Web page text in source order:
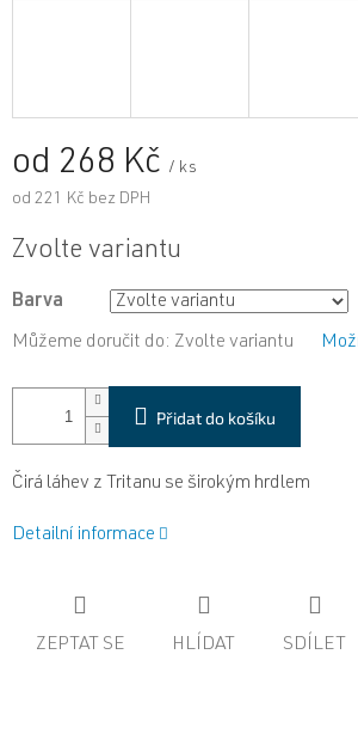
od 268 Kč / ks
od 221 Kč bez DPH
Měrná
Zvolte variantu
Barva
Můžeme doručit do: Zvolte variantu
Přidat do košíku
Čirá láhev z Tritanu se širokým hrdlem
Detailní informace
ZEPTAT SE HLÍDAT SDÍLET